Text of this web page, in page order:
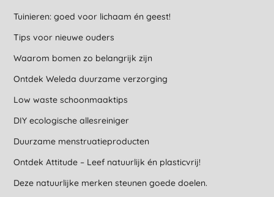
Tuinieren: goed voor lichaam én geest!
Tips voor nieuwe ouders
Waarom bomen zo belangrijk zijn
Ontdek Weleda duurzame verzorging
Low waste schoonmaaktips
DIY ecologische allesreiniger
Duurzame menstruatieproducten
Ontdek Attitude – Leef natuurlijk én plasticvrij!
Deze natuurlijke merken steunen goede doelen.